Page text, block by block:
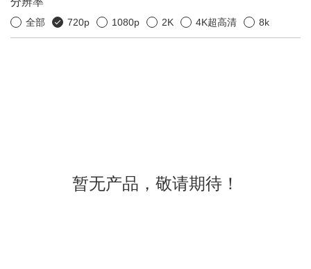
全部 720p 1080p 2K 4K超高清 8k
暂无产品，敬请期待！